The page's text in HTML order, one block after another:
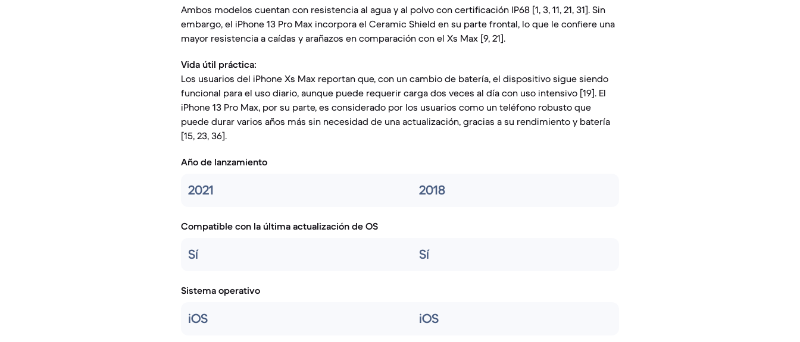
Ambos modelos cuentan con resistencia al agua y al polvo con certificación IP68 [1, 3, 11, 21, 31]. Sin
embargo, el iPhone 13 Pro Max incorpora el Ceramic Shield en su parte frontal, lo que le confiere una
mayor resistencia a caídas y arañazos en comparación con el Xs Max [9, 21].
Vida útil práctica:
Los usuarios del iPhone Xs Max reportan que, con un cambio de batería, el dispositivo sigue siendo
funcional para el uso diario, aunque puede requerir carga dos veces al día con uso intensivo [19]. El
iPhone 13 Pro Max, por su parte, es considerado por los usuarios como un teléfono robusto que
puede durar varios años más sin necesidad de una actualización, gracias a su rendimiento y batería
[15, 23, 36].
Año de lanzamiento
2021 2018
Compatible con la última actualización de OS
Sí Sí
Sistema operativo
iOS iOS